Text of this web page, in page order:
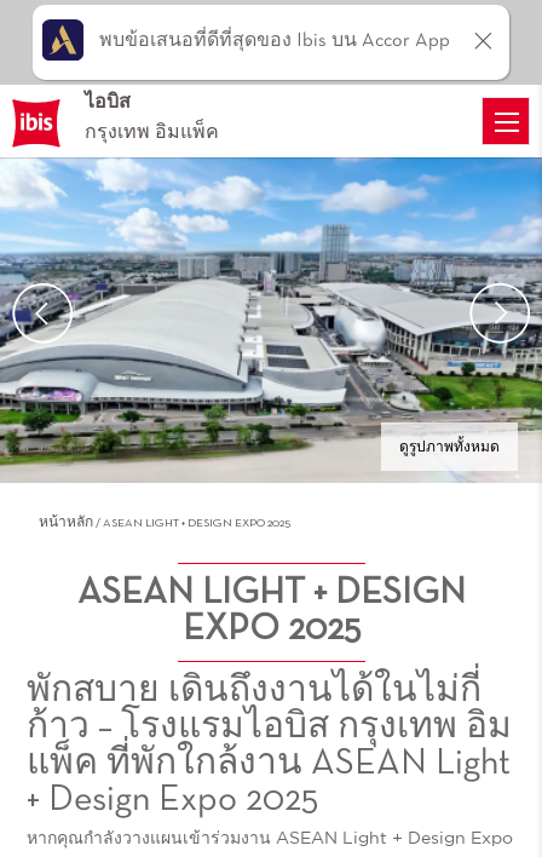
ดูรูปภาพทั้งหมด
หน้าหลัก ASEAN LIGHT + DESIGN EXPO 2025
ASEAN LIGHT + DESIGN
EXPO 2025
พักสบาย เดินถึงงานได้ในไม่กี่
ก้าว – โรงแรมไอบิส กรุงเทพ อิม
แพ็ค ที่พักใกล้งาน ASEAN Light
+ Design Expo 2025
หากคุณกำลังวางแผนเข้าร่วมงาน ASEAN Light + Design Expo
ไอบิส
กรุงเทพ อิมแพ็ค
พบข้อเสนอที่ดีที่สุดของ Ibis บน Accor App